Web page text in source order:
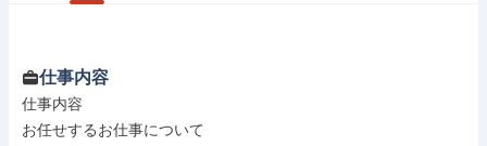
仕事内容
仕事内容
お任せするお仕事について